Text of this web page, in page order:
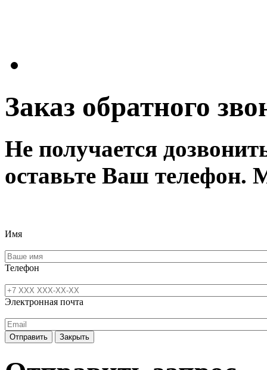
Заказ обратного
Не получается
оставьте Ваш
Имя
Телефон
Электронная почта
Отправить Закрыть